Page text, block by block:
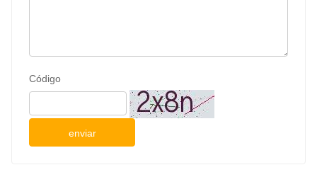
Código
enviar